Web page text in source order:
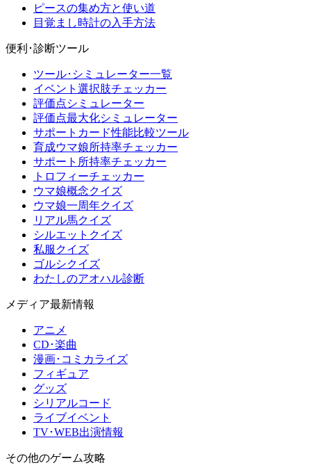
ピースの集め方と使い道
目覚まし時計の入手方法
便利･診断ツール
ツール･シミュレーター一覧
イベント選択肢チェッカー
評価点シミュレーター
評価点最大化シミュレーター
サポートカード性能比較ツール
育成ウマ娘所持率チェッカー
サポート所持率チェッカー
トロフィーチェッカー
ウマ娘概念クイズ
ウマ娘一周年クイズ
リアル馬クイズ
シルエットクイズ
私服クイズ
ゴルシクイズ
わたしのアオハル診断
メディア最新情報
アニメ
CD･楽曲
漫画･コミカライズ
フィギュア
グッズ
シリアルコード
ライブイベント
TV･WEB出演情報
その他のゲーム攻略